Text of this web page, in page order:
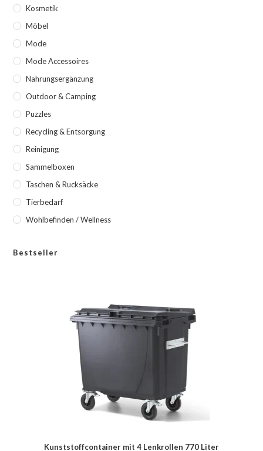
Kosmetik
Möbel
Mode
Mode Accessoires
Nahrungsergänzung
Outdoor & Camping
Puzzles
Recycling & Entsorgung
Reinigung
Sammelboxen
Taschen & Rucksäcke
Tierbedarf
Wohlbefinden / Wellness
Bestseller
Kunststoffcontainer mit 4 Lenkrollen 770 Liter